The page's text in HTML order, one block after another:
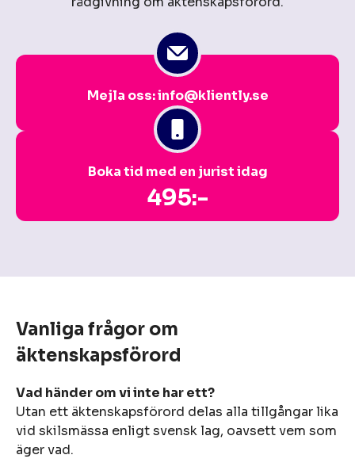
Mejla oss: info@kliently.se
Boka tid med en jurist idag
495:-
Vanliga frågor om
äktenskapsförord
Vad händer om vi inte har ett?
Utan ett äktenskapsförord delas alla tillgångar lika
vid skilsmässa enligt svensk lag, oavsett vem som
äger vad.